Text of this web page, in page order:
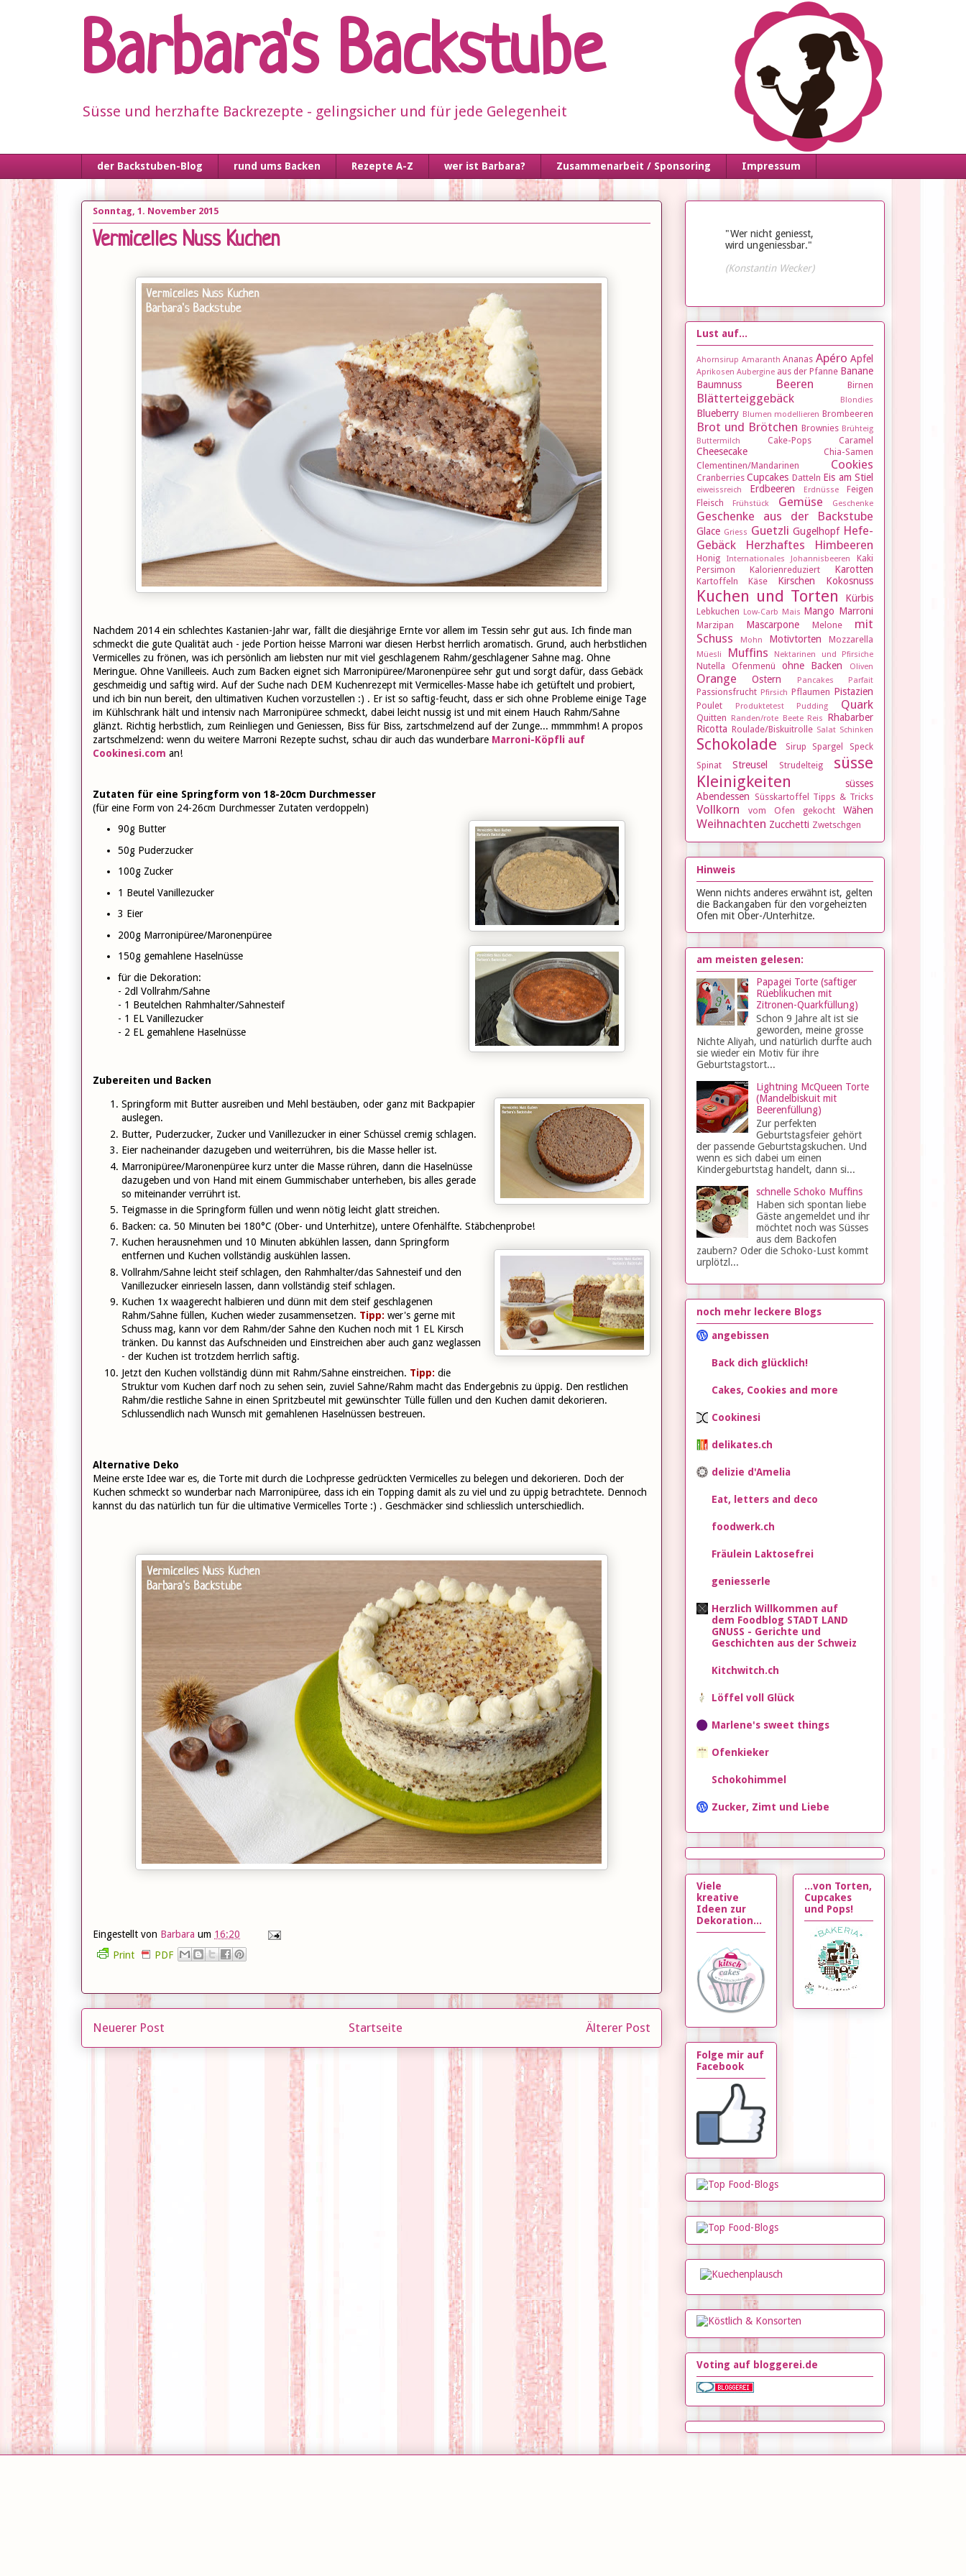
Barbara's Backstube
Süsse und herzhafte Backrezepte - gelingsicher und für jede Gelegenheit
der Backstuben-Blog rund ums Backen Rezepte A-Z wer ist Barbara? Zusammenarbeit / Sponsoring Impressum
Sonntag, 1. November 2015
Vermicelles Nuss Kuchen
Nachdem 2014 ein schlechtes Kastanien-Jahr war, fällt die diesjährige Ernte vor allem im Tessin sehr gut aus. Ich finde man
schmeckt die gute Qualität auch - jede Portion heisse Marroni war diesen Herbst herrlich aromatisch. Grund, auch herbstlichen
Vermicelles zu frönen, was ich persönlich am liebsten nur mit viel geschlagenem Rahm/geschlagener Sahne mag. Ohne
Meringue. Ohne Vanilleeis. Auch zum Backen eignet sich Marronipüree/Maronenpüree sehr gut und sorgt dafür, dass Gebäck
geschmeidig und saftig wird. Auf der Suche nach DEM Kuchenrezept mit Vermicelles-Masse habe ich getüftelt und probiert,
und ich bin nun bereit, den ultimativen Kuchen vorzustellen :) . Er ist so saftig-feucht, dass er sich ohne Probleme einige Tage
im Kühlschrank hält und intensiv nach Marronipüree schmeckt, dabei leicht nussig ist und mit einem Hauch Rahm/Sahne
glänzt. Richtig herbstlich, zum Reinliegen und Geniessen, Biss für Biss, zartschmelzend auf der Zunge... mmmmhm! A propos
zartschmelzend: wenn du weitere Marroni Rezepte suchst, schau dir auch das wunderbare Marroni-Köpfli auf
Cookinesi.com an!
Zutaten für eine Springform von 18-20cm Durchmesser
(für eine Form von 24-26cm Durchmesser Zutaten verdoppeln)
90g Butter
50g Puderzucker
100g Zucker
1 Beutel Vanillezucker
3 Eier
200g Marronipüree/Maronenpüree
150g gemahlene Haselnüsse
für die Dekoration:
- 2dl Vollrahm/Sahne
- 1 Beutelchen Rahmhalter/Sahnesteif
- 1 EL Vanillezucker
- 2 EL gemahlene Haselnüsse
Zubereiten und Backen
Springform mit Butter ausreiben und Mehl bestäuben, oder ganz mit Backpapier
auslegen.
Butter, Puderzucker, Zucker und Vanillezucker in einer Schüssel cremig schlagen.
Eier nacheinander dazugeben und weiterrühren, bis die Masse heller ist.
Marronipüree/Maronenpüree kurz unter die Masse rühren, dann die Haselnüsse
dazugeben und von Hand mit einem Gummischaber unterheben, bis alles gerade
so miteinander verrührt ist.
Teigmasse in die Springform füllen und wenn nötig leicht glatt streichen.
Backen: ca. 50 Minuten bei 180°C (Ober- und Unterhitze), untere Ofenhälfte. Stäbchenprobe!
Kuchen herausnehmen und 10 Minuten abkühlen lassen, dann Springform
entfernen und Kuchen vollständig auskühlen lassen.
Vollrahm/Sahne leicht steif schlagen, den Rahmhalter/das Sahnesteif und den
Vanillezucker einrieseln lassen, dann vollständig steif schlagen.
Kuchen 1x waagerecht halbieren und dünn mit dem steif geschlagenen
Rahm/Sahne füllen, Kuchen wieder zusammensetzen. Tipp: wer's gerne mit
Schuss mag, kann vor dem Rahm/der Sahne den Kuchen noch mit 1 EL Kirsch
tränken. Du kannst das Aufschneiden und Einstreichen aber auch ganz weglassen
- der Kuchen ist trotzdem herrlich saftig.
Jetzt den Kuchen vollständig dünn mit Rahm/Sahne einstreichen. Tipp: die
Struktur vom Kuchen darf noch zu sehen sein, zuviel Sahne/Rahm macht das Endergebnis zu üppig. Den restlichen
Rahm/die restliche Sahne in einen Spritzbeutel mit gewünschter Tülle füllen und den Kuchen damit dekorieren.
Schlussendlich nach Wunsch mit gemahlenen Haselnüssen bestreuen.
Alternative Deko
Meine erste Idee war es, die Torte mit durch die Lochpresse gedrückten Vermicelles zu belegen und dekorieren. Doch der
Kuchen schmeckt so wunderbar nach Marronipüree, dass ich ein Topping damit als zu viel und zu üppig betrachtete. Dennoch
kannst du das natürlich tun für die ultimative Vermicelles Torte :) . Geschmäcker sind schliesslich unterschiedlich.
Eingestellt von Barbara um 16:20
Print
PDF
Neuerer Post Älterer Post
Startseite
"Wer nicht geniesst,
wird ungeniessbar."
(Konstantin Wecker)
Lust auf...
Ahornsirup Amaranth Ananas Apéro Apfel
Aprikosen Aubergine aus der Pfanne Banane
Baumnuss
Beeren Birnen
Blätterteiggebäck Blondies
Blueberry Blumen modellieren Brombeeren
Brot und Brötchen Brownies Brühteig
Buttermilch
Cake-Pops Caramel
Cheesecake
Chia-Samen
Clementinen/Mandarinen
Cookies
Cranberries Cupcakes Datteln Eis am Stiel
eiweissreich Erdbeeren Erdnüsse
Feigen
Fleisch
Frühstück Gemüse Geschenke
Geschenke aus der Backstube
Glace Griess Guetzli Gugelhopf Hefe-
Gebäck
Herzhaftes Himbeeren
Honig Internationales Johannisbeeren
Kaki
Persimon
Kalorienreduziert Karotten
Kartoffeln Käse Kirschen Kokosnuss
Kuchen und Torten Kürbis
Lebkuchen Low-Carb Mais Mango Marroni
Marzipan Mascarpone Melone
mit
Schuss
Mohn Motivtorten Mozzarella
Müesli Muffins Nektarinen und Pfirsiche
Nutella Ofenmenü ohne Backen Oliven
Orange Ostern Pancakes Parfait
Passionsfrucht Pfirsich Pflaumen Pistazien
Poulet Produktetest Pudding Quark
Quitten Randen/rote Beete Reis
Rhabarber
Ricotta Roulade/Biskuitrolle Salat Schinken
Schokolade Sirup Spargel
Speck
Spinat
Streusel Strudelteig
süsse
Kleinigkeiten
süsses
Abendessen Süsskartoffel Tipps & Tricks
Vollkorn vom Ofen gekocht Wähen
Weihnachten Zucchetti Zwetschgen
Hinweis
Wenn nichts anderes erwähnt ist, gelten
die Backangaben für den vorgeheizten
Ofen mit Ober-/Unterhitze.
am meisten gelesen:
Papagei Torte (saftiger
Rüeblikuchen mit
Zitronen-Quarkfüllung)
Schon 9 Jahre alt ist sie
geworden, meine grosse
Nichte Aliyah, und natürlich durfte auch
sie wieder ein Motiv für ihre
Geburtstagstort...
Lightning McQueen Torte
(Mandelbiskuit mit
Beerenfüllung)
Zur perfekten
Geburtstagsfeier gehört
der passende Geburtstagskuchen. Und
wenn es sich dabei um einen
Kindergeburtstag handelt, dann si...
schnelle Schoko Muffins
Haben sich spontan liebe
Gäste angemeldet und ihr
möchtet noch was Süsses
aus dem Backofen
zaubern? Oder die Schoko-Lust kommt
urplötzl...
noch mehr leckere Blogs
angebissen
Back dich glücklich!
Cakes, Cookies and more
Cookinesi
delikates.ch
delizie d'Amelia
Eat, letters and deco
foodwerk.ch
Fräulein Laktosefrei
geniesserle
Herzlich Willkommen auf
dem Foodblog STADT LAND
GNUSS - Gerichte und
Geschichten aus der Schweiz
Kitchwitch.ch
Löffel voll Glück
Marlene's sweet things
Ofenkieker
Schokohimmel
Zucker, Zimt und Liebe
Viele
kreative
Ideen zur
Dekoration...
Folge mir auf
Facebook
...von Torten,
Cupcakes
und Pops!
Voting auf bloggerei.de